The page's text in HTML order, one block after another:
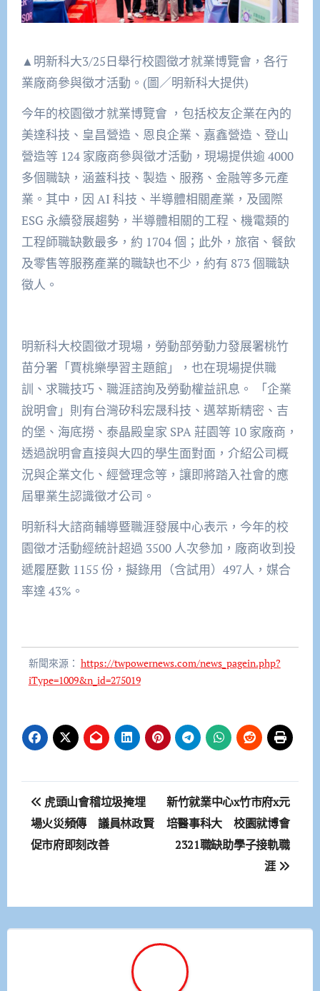
▲明新科大3/25日舉行校園徵才就業博覽會，各行
業廠商參與徵才活動。(圖／明新科大提供)
今年的校園徵才就業博覽會 ，包括校友企業在內的
美達科技、皇昌營造、恩良企業、嘉鑫營造、登山
營造等 124 家廠商參與徵才活動，現場提供逾 4000
多個職缺，涵蓋科技、製造、服務、金融等多元產
業。其中，因 AI 科技、半導體相關產業，及國際
ESG 永續發展趨勢，半導體相關的工程、機電類的
工程師職缺數最多，約 1704 個；此外，旅宿、餐飲
及零售等服務產業的職缺也不少，約有 873 個職缺
徵人。
明新科大校園徵才現場，勞動部勞動力發展署桃竹
苗分署「賈桃樂學習主題館」，也在現場提供職
訓、求職技巧、職涯諮詢及勞動權益訊息。 「企業
說明會」則有台灣矽科宏晟科技、邁萃斯精密、吉
的堡、海底撈、泰晶殿皇家 SPA 莊園等 10 家廠商，
透過說明會直接與大四的學生面對面，介紹公司概
況與企業文化、經營理念等，讓即將踏入社會的應
屆畢業生認識徵才公司。
明新科大諮商輔導暨職涯發展中心表示，今年的校
園徵才活動經統計超過 3500 人次參加，廠商收到投
遞履歷數 1155 份，擬錄用（含試用）497人，媒合
率達 43%。
新聞來源： https://twpowernews.com/news_pagein.php?
iType=1009&n_id=275019
文
章
導
虎頭山會稽垃圾掩埋
場火災頻傳 議員林政賢
促市府即刻改善
新竹就業中心x竹市府x元
培醫事科大 校園就博會
2321職缺助學子接軌職
涯